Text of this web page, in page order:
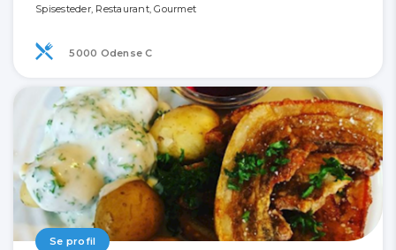
Spisesteder, Restaurant, Gourmet
5000 Odense C
Se profil